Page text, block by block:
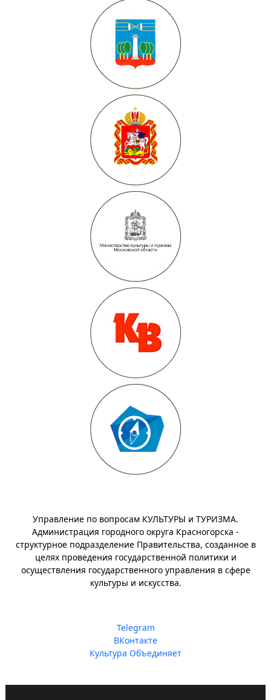
Управление по вопросам КУЛЬТУРЫ и ТУРИЗМА.
Администрация городного округа Красногорска -
структурное подразделение Правительства, созданное в
целях проведения государственной политики и
осуществления государственного управления в сфере
культуры и искусства.
Telegram
ВКонтакте
Культура Объединяет